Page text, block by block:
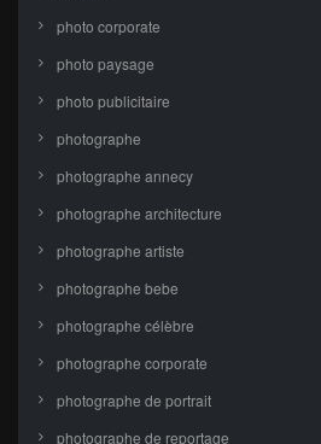
photo corporate
photo paysage
photo publicitaire
photographe
photographe annecy
photographe architecture
photographe artiste
photographe bebe
photographe célèbre
photographe corporate
photographe de portrait
photographe de reportage